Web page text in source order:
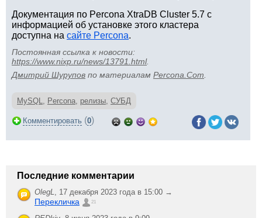
Документация по Percona XtraDB Cluster 5.7 с
информацией об установке этого кластера
доступна на сайте Percona.
Постоянная ссылка к новости:
https://www.nixp.ru/news/13791.html.
Дмитрий Шурупов по материалам Percona.Com
MySQL, Percona, релизы, СУБД
Комментировать (0)
Последние комментарии
OlegL, 17 декабря 2023 года в 15:00 →
Перекличка 21